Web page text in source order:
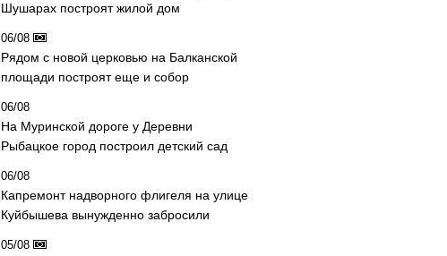
Шушарах построят жилой дом
06/08
Рядом с новой церковью на Балканской
площади построят еще и собор
06/08
На Муринской дороге у Деревни
Рыбацкое город построил детский сад
06/08
Капремонт надворного флигеля на улице
Куйбышева вынужденно забросили
05/08